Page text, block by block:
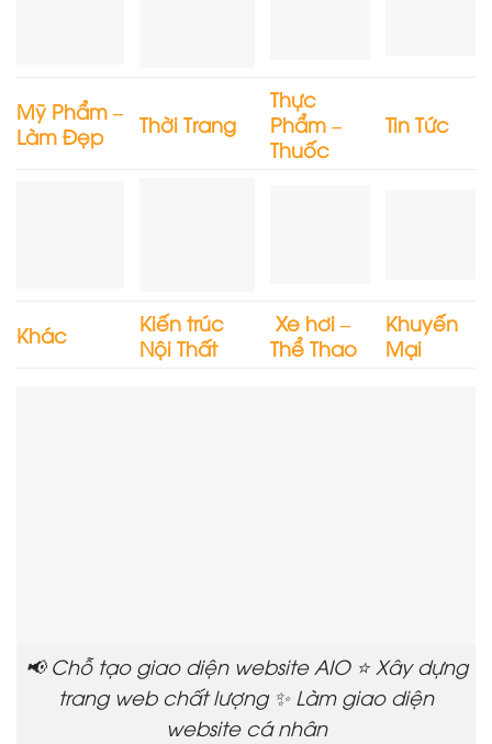
Mỹ Phẩm –
Làm Đẹp
Thời Trang
Thực
Phẩm –
Thuốc
Tin Tức
Khác
Kiến trúc
Nội Thất
Xe hơi –
Thể Thao
Khuyến
Mại
📢 Chỗ tạo giao diện website AIO ⭐ Xây dựng
trang web chất lượng ✨ Làm giao diện
website cá nhân